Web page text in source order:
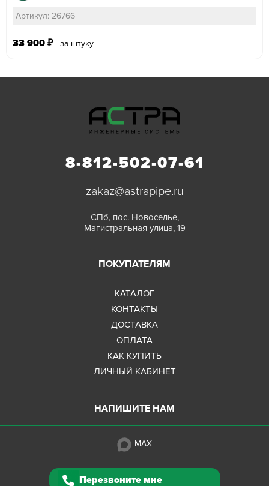
Артикул: 26766
33 900 ₽ за штуку
8-812-502-07-61
zakaz@astrapipe.ru
СПб, пос. Новоселье,
Магистральная улица, 19
ПОКУПАТЕЛЯМ
КАТАЛОГ
КОНТАКТЫ
ДОСТАВКА
ОПЛАТА
КАК КУПИТЬ
ЛИЧНЫЙ КАБИНЕТ
НАПИШИТЕ НАМ
MAX
Перезвоните мне